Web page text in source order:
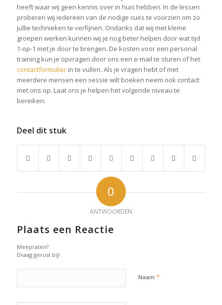
heeft waar wij geen kennis over in huis hebben. In de lessen
proberen wij iedereen van de nodige cues te voorzien om zo
jullie technieken te verfijnen. Ondanks dat wij met kleine
groepen werken kunnen wij je nog beter helpen door wat tijd
1-op-1 met je door te brengen. De kosten voor een personal
training kun je opvragen door ons een e-mail te sturen of het
contactformulierin te vullen. Als je vragen hebt of met
meerdere mensen een sessie wilt boeken neem ook contact
met ons op. Laat ons je helpen het volgende niveau te
bereiken.
Deel dit stuk
0
ANTWOORDEN
Plaats een Reactie
Meepraten?
Draag gerust bij!
Naam *